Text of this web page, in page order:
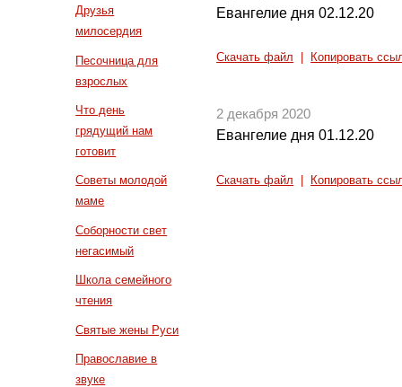
Друзья
милосердия
Песочница для
взрослых
Что день
грядущий нам
готовит
Советы молодой
маме
Соборности свет
негасимый
Школа семейного
чтения
Святые жены Руси
Православие в
звуке
Евангелие дня 02.12.20
Скачать файл Копировать
2 декабря 2020
Евангелие дня 01.12.20
Скачать файл Копировать